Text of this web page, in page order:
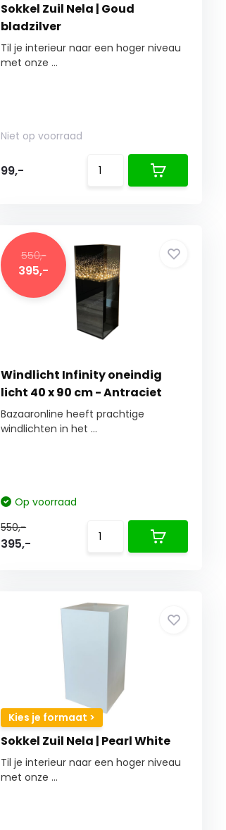
Sokkel Zuil Nela | Goud
bladzilver
Til je interieur naar een hoger niveau
met onze ...
Niet op voorraad
99,-
550,-
395,-
Windlicht Infinity oneindig
licht 40 x 90 cm - Antraciet
Bazaaronline heeft prachtige
windlichten in het ...
Op voorraad
550,-
395,-
Kies je formaat >
Sokkel Zuil Nela | Pearl White
Til je interieur naar een hoger niveau
met onze ...